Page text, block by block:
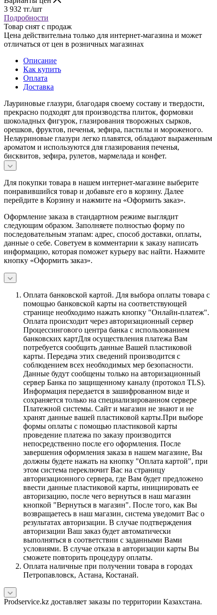
3 932 тг./шт
Подробности
Товар снят с продаж
Цена действительна только для интернет-магазина и может
отличаться от цен в розничных магазинах
Описание
Как купить
Оплата
Доставка
Лауриновые глазури, благодаря своему составу и твердости,
прекрасно подходят для производства плиток, формовки
шоколадных фигурок, глазирования творожных сырков,
орешков, фруктов, печенья, зефира, пастилы и мороженого.
Нелауриновые глазури легко плавятся, обладают выраженным
ароматом и используются для глазирования печенья,
бисквитов, зефира, рулетов, мармелада и конфет.
Для покупки товара в нашем интернет-магазине выберите
понравившийся товар и добавьте его в корзину. Далее
перейдите в Корзину и нажмите на «Оформить заказ».
Оформление заказа в стандартном режиме выглядит
следующим образом. Заполняете полностью форму по
последовательным этапам: адрес, способ доставки, оплаты,
данные о себе. Советуем в комментарии к заказу написать
информацию, которая поможет курьеру вас найти. Нажмите
кнопку «Оформить заказ».
Оплата банковской картой. Для выбора оплаты товара с
помощью банковской карты на соответствующей
странице необходимо нажать кнопку "Онлайн-платеж".
Оплата происходит через авторизационный сервер
Процессингового центра банка с использованием
банковских картДля осуществления платежа Вам
потребуется сообщить данные Вашей пластиковой
карты. Передача этих сведений производится с
соблюдением всех необходимых мер безопасности.
Данные будут сообщены только на авторизационный
сервер Банка по защищенному каналу (протокол TLS).
Информация передается в зашифрованном виде и
сохраняется только на специализированном сервере
Платежной системы. Сайт и магазин не знают и не
хранят данные вашей пластиковой карты.При выборе
формы оплаты с помощью пластиковой карты
проведение платежа по заказу производится
непосредственно после его оформления. После
завершения оформления заказа в нашем магазине, Вы
должны будете нажать на кнопку "Оплата картой", при
этом система переключит Вас на страницу
авторизационного сервера, где Вам будет предложено
ввести данные пластиковой карты, инициировать ее
авторизацию, после чего вернуться в наш магазин
кнопкой "Вернуться в магазин". После того, как Вы
возвращаетесь в наш магазин, система уведомит Вас о
результатах авторизации. В случае подтверждения
авторизации Ваш заказ будет автоматически
выполняться в соответствии с заданными Вами
условиями. В случае отказа в авторизации карты Вы
сможете повторить процедуру оплаты.
Оплата наличные при получении товара в городах
Петропавловск, Астана, Костанай.
Prodservice.kz доставляет заказы по территории Казахстана.